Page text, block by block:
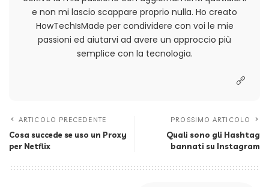
e non mi lascio scappare proprio nulla. Ho creato
HowTechIsMade per condividere con voi le mie
passioni ed aiutarvi ad avere un approccio più
semplice con la tecnologia.
ARTICOLO PRECEDENTE
Cosa succede se uso un Proxy
per Netflix
PROSSIMO ARTICOLO
Quali sono gli Hashtag
bannati su Instagram